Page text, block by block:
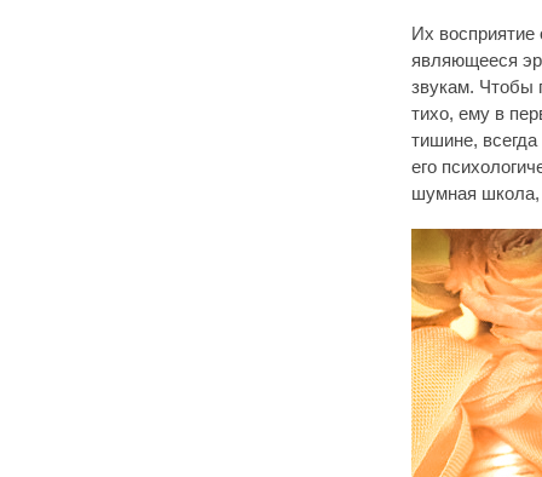
Их
являющееся
звукам. Чтобы
тихо, ему в
тишине,
его
шумная школа,